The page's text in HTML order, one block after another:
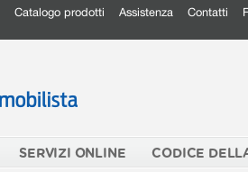
Catalogo prodotti Assistenza Contatti
SERVIZI ONLINE CODICE